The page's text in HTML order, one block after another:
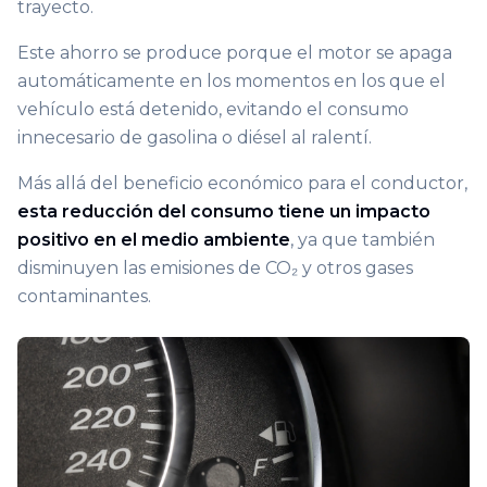
trayecto.
Este ahorro se produce porque el motor se apaga
automáticamente en los momentos en los que el
vehículo está detenido, evitando el consumo
innecesario de gasolina o diésel al ralentí.
Más allá del beneficio económico para el conductor,
esta reducción del consumo tiene un impacto
positivo en el medio ambiente, ya que también
disminuyen las emisiones de CO₂ y otros gases
contaminantes.